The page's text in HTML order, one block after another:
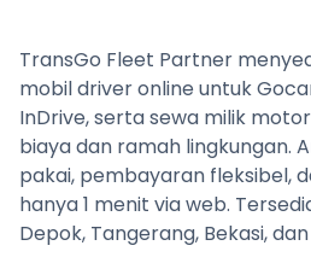
TransGo Fleet Partner
mobil driver online untuk
InDrive, serta sewa milik
biaya dan ramah lingkungan.
pakai, pembayaran fleksibel,
hanya 1 menit via web.
Depok, Tangerang, Bekasi,